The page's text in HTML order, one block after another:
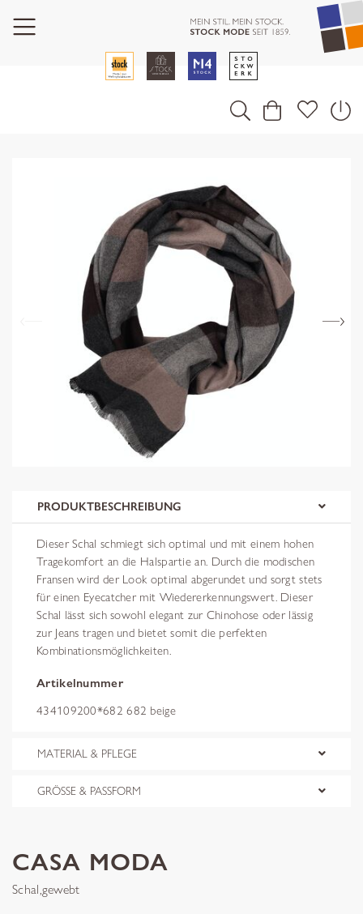
PRODUKTBESCHREIBUNG
Dieser Schal schmiegt sich optimal und mit einem hohen
Tragekomfort an die Halspartie an. Durch die modischen
Fransen wird der Look optimal abgerundet und sorgt stets
für einen Eyecatcher mit Wiedererkennungswert. Dieser
Schal lässt sich sowohl elegant zur Chinohose oder lässig
zur Jeans tragen und bietet somit die perfekten
Kombinationsmöglichkeiten.
Artikelnummer
434109200*682 682 beige
MATERIAL & PFLEGE
GRÖSSE & PASSFORM
CASA MODA
Schal,gewebt